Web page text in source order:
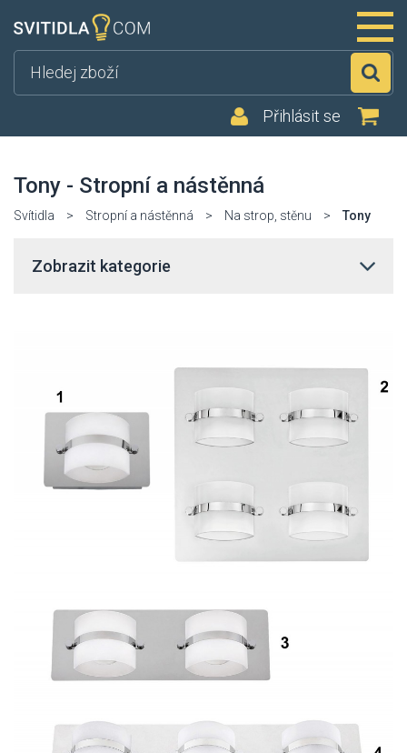
Přihlásit se
Tony - Stropní a nástěnná
Svítidla > Stropní a nástěnná > Na strop, stěnu > Tony
Zobrazit kategorie